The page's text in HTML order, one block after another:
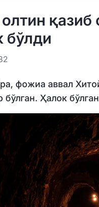
бўлди
фожиа аввал
Ҳалок